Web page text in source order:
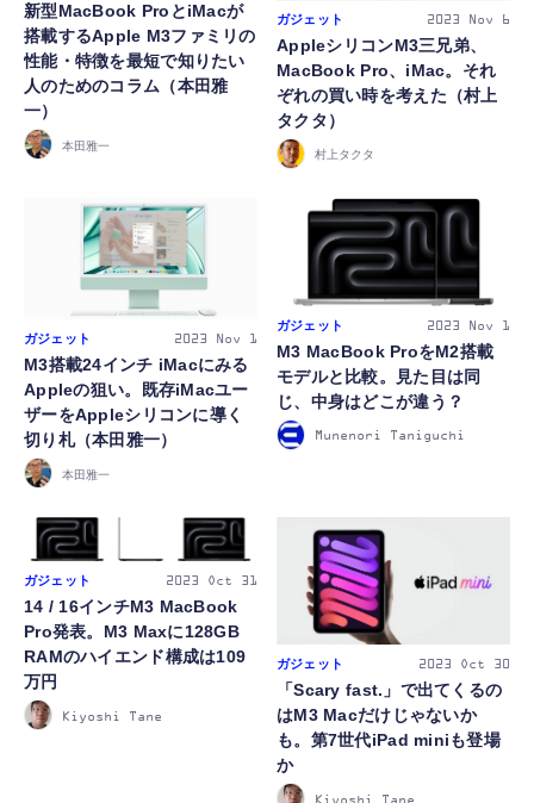
新型MacBook ProとiMacが
搭載するApple M3ファミリの
性能・特徴を最短で知りたい
人のためのコラム（本田雅
一）
本田雅一
ガジェット 2023 Nov 6
AppleシリコンM3三兄弟、
MacBook Pro、iMac。それ
ぞれの買い時を考えた（村上
タクタ）
村上タクタ
ガジェット 2023 Nov 1
M3搭載24インチ iMacにみる
Appleの狙い。既存iMacユー
ザーをAppleシリコンに導く
切り札（本田雅一）
本田雅一
ガジェット 2023 Nov 1
M3 MacBook ProをM2搭載
モデルと比較。見た目は同
じ、中身はどこが違う？
Munenori Taniguchi
ガジェット 2023 Oct 31
14 / 16インチM3 MacBook
Pro発表。M3 Maxに128GB
RAMのハイエンド構成は109
万円
Kiyoshi Tane
ガジェット 2023 Oct 30
「Scary fast.」で出てくるの
はM3 Macだけじゃないか
も。第7世代iPad miniも登場
か
Kiyoshi Tane